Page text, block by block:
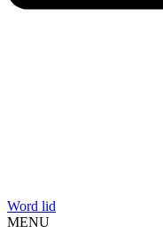
Word lid
MENU